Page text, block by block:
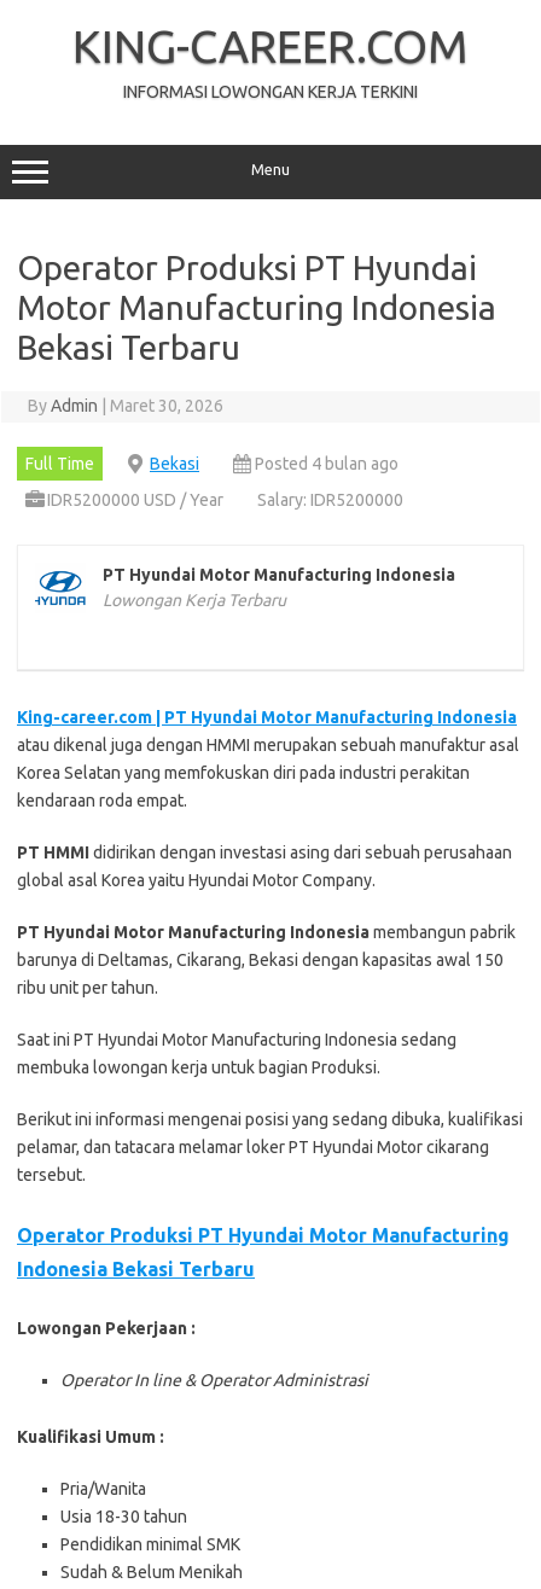
KING-CAREER.COM
INFORMASI LOWONGAN KERJA TERKINI
Menu
Operator Produksi PT Hyundai
Motor Manufacturing Indonesia
Bekasi Terbaru
ByAdmin Maret 30, 2026
Full Time Bekasi
Posted 4 bulan ago
IDR5200000 USD / Year
Salary: IDR5200000
PT Hyundai Motor Manufacturing Indonesia
Lowongan Kerja Terbaru
King-career.com | PT Hyundai Motor Manufacturing Indonesia
atau dikenal juga dengan HMMI merupakan sebuah manufaktur asal
Korea Selatan yang memfokuskan diri pada industri perakitan
kendaraan roda empat.
PT HMMIdidirikan dengan investasi asing dari sebuah perusahaan
global asal Korea yaitu Hyundai Motor Company.
PT Hyundai Motor Manufacturing Indonesiamembangun pabrik
barunya di Deltamas, Cikarang, Bekasi dengan kapasitas awal 150
ribu unit per tahun.
Saat ini PT Hyundai Motor Manufacturing Indonesia sedang
membuka lowongan kerja untuk bagian Produksi.
Berikut ini informasi mengenai posisi yang sedang dibuka, kualifikasi
pelamar, dan tatacara melamar loker PT Hyundai Motor cikarang
tersebut.
Operator Produksi PT Hyundai Motor Manufacturing
Indonesia Bekasi Terbaru
Lowongan Pekerjaan :
Operator In line & Operator Administrasi
Kualifikasi Umum :
Pria/Wanita
Usia 18-30 tahun
Pendidikan minimal SMK
Sudah & Belum Menikah